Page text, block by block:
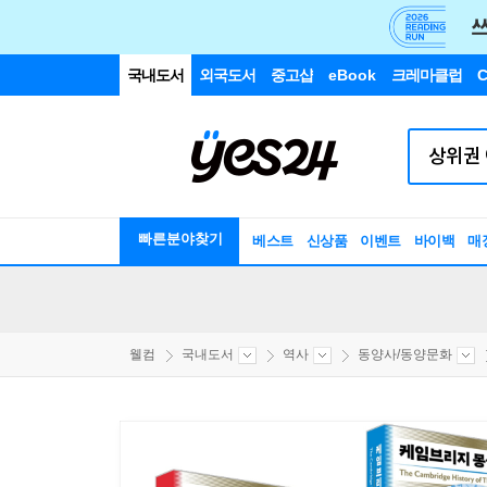
국내도서 외국도서 중고샵 eBook 크레마클럽
빠른분야찾기 베스트 신상품 이벤트 바이백 매
웰컴 국내도서 역사 동양사/동양문화